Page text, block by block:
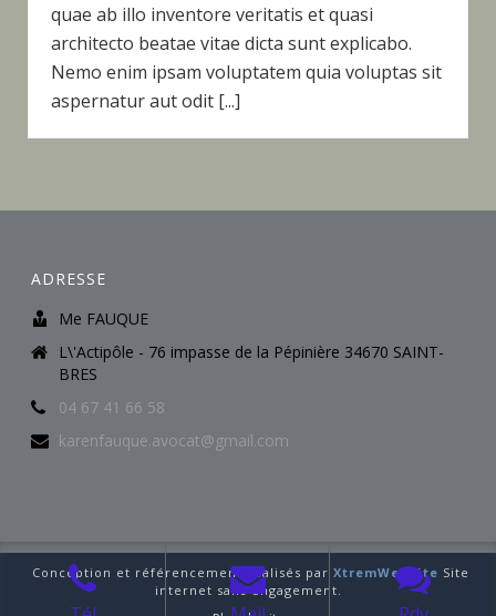
quae ab illo inventore veritatis et quasi
architecto beatae vitae dicta sunt explicabo.
Nemo enim ipsam voluptatem quia voluptas sit
aspernatur aut odit [...]
ADRESSE
Me FAUQUE
L\'Actipôle - 76 impasse de la Pépinière 34670 SAINT-
BRES
04 67 41 66 58
karenfauque.avocat@gmail.com
Conception et référencement réalisés par XtremWebSite Site
internet sans engagement.